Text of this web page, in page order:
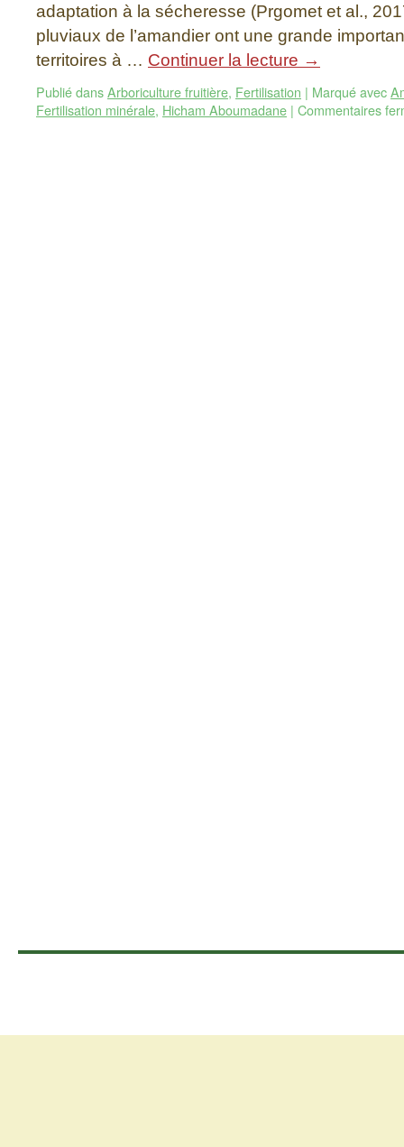
adaptation à la sécheresse (Prgomet et al.,
pluviaux de l’amandier ont une grande
territoires à … Continuer la lecture →
Publié dansArboriculture fruitière, Fertilisation | Marqué avec
Fertilisation minérale, Hicham Aboumadane | Commentaires